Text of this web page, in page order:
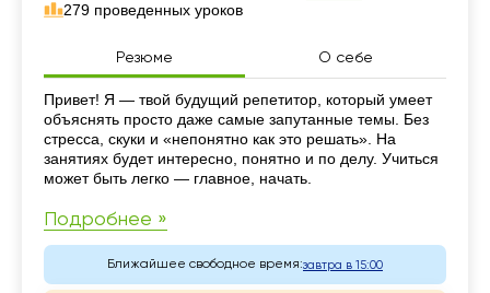
279 проведенных уроков
Резюме О себе
Резюме
Привет! Я — твой будущий репетитор, который умеет
объяснять просто даже самые запутанные темы. Без
стресса, скуки и «непонятно как это решать». На
занятиях будет интересно, понятно и по делу. Учиться
может быть легко — главное, начать.
Подробнее »
Ближайшее свободное время:завтра в 15:00